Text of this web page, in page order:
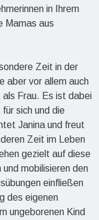
in Ihrem
Mamas aus
Zeit in der
aber vor allem auch
als Frau. Es ist dabei
sich und die
Janina und freut
Zeit im Leben
gezielt auf diese
mobilisieren den
einfließen
des eigenen
ungeborenen Kind